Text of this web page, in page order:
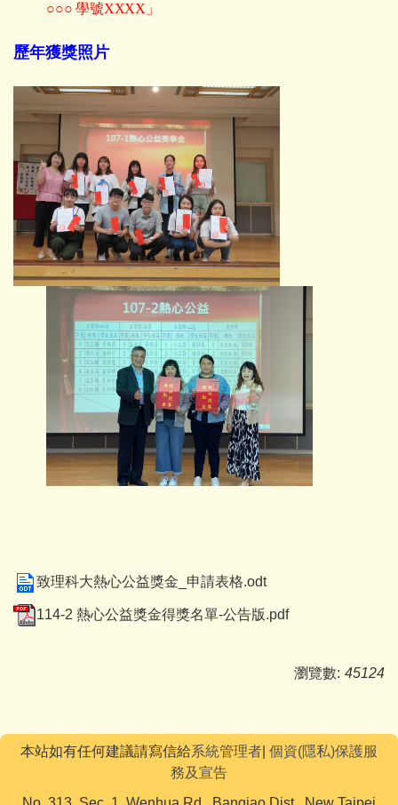
○○○學號XXXX」
歷年獲獎照片
致理科大熱心公益獎金_申請表格.odt
114-2 熱心公益獎金得獎名單-公告版.pdf
瀏覽數: 45124
本站如有任何建議請寫信給系統管理者 個資(隱私)保護服
務及宣告